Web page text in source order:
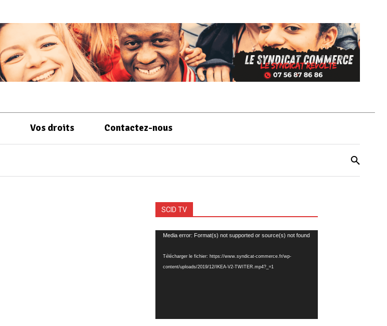
Vos droits Contactez-nous
SCID TV
Lecteur
Media error: Format(s) not supported or source(s) not found
Télécharger le fichier: https://www.syndicat-commerce.fr/wp-
content/uploads/2019/12/IKEA-V2-TWITER.mp4?_=1